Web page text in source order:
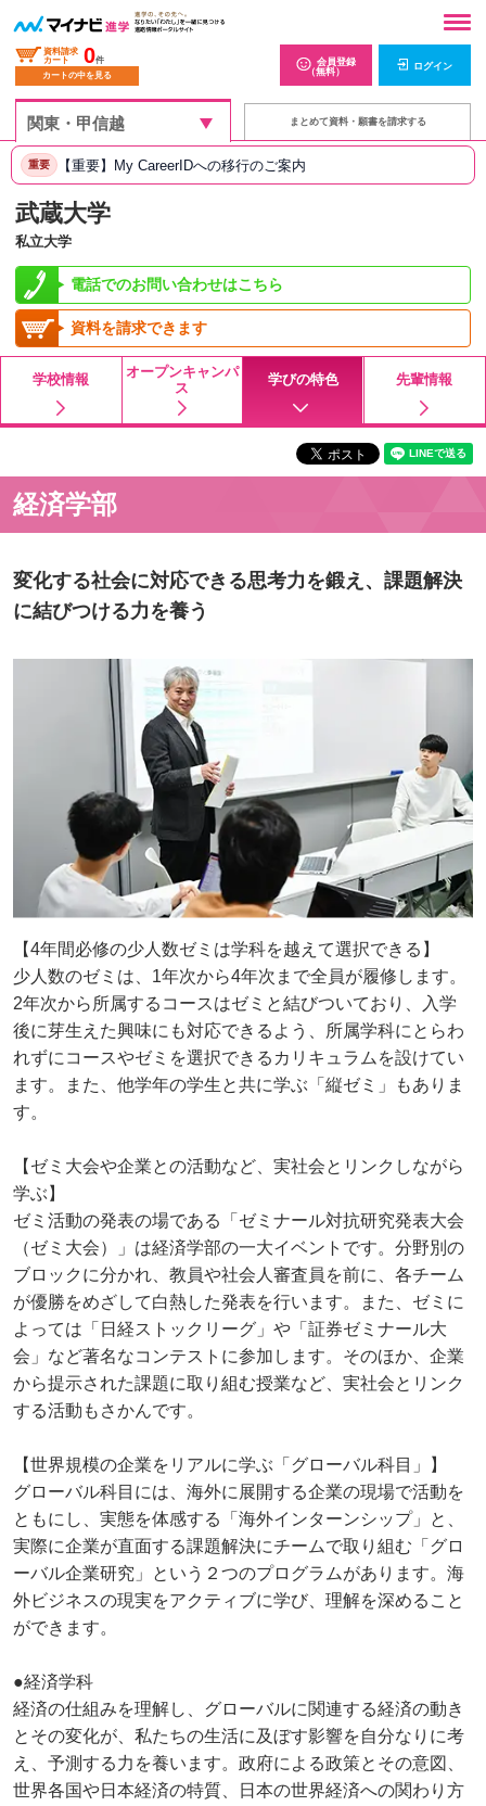
資料請求
カート
0件
カートの中を見る
会員登録
（無料）
ログイン
まとめて資料・願書を請求する
重要 【重要】My CareerIDへの移行のご案内
武蔵大学
私立大学
電話でのお問い合わせはこちら
資料を請求できます
学校情報
オープンキャンパ
ス
学びの特色 先輩情報
経済学部
変化する社会に対応できる思考力を鍛え、課題解決
に結びつける力を養う
【4年間必修の少人数ゼミは学科を越えて選択できる】
少人数のゼミは、1年次から4年次まで全員が履修します。
2年次から所属するコースはゼミと結びついており、入学
後に芽生えた興味にも対応できるよう、所属学科にとらわ
れずにコースやゼミを選択できるカリキュラムを設けてい
ます。また、他学年の学生と共に学ぶ「縦ゼミ」もありま
す。
【ゼミ大会や企業との活動など、実社会とリンクしながら
学ぶ】
ゼミ活動の発表の場である「ゼミナール対抗研究発表大会
（ゼミ大会）」は経済学部の一大イベントです。分野別の
ブロックに分かれ、教員や社会人審査員を前に、各チーム
が優勝をめざして白熱した発表を行います。また、ゼミに
よっては「日経ストックリーグ」や「証券ゼミナール大
会」など著名なコンテストに参加します。そのほか、企業
から提示された課題に取り組む授業など、実社会とリンク
する活動もさかんです。
【世界規模の企業をリアルに学ぶ「グローバル科目」】
グローバル科目には、海外に展開する企業の現場で活動を
ともにし、実態を体感する「海外インターンシップ」と、
実際に企業が直面する課題解決にチームで取り組む「グロ
ーバル企業研究」という２つのプログラムがあります。海
外ビジネスの現実をアクティブに学び、理解を深めること
ができます。
●経済学科
経済の仕組みを理解し、グローバルに関連する経済の動き
とその変化が、私たちの生活に及ぼす影響を自分なりに考
え、予測する力を養います。政府による政策とその意図、
世界各国や日本経済の特質、日本の世界経済への関わり方